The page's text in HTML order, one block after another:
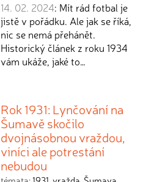
14. 02. 2024: Mít rád fotbal je
jistě v pořádku. Ale jak se říká,
nic se nemá přehánět.
Historický článek z roku 1934
vám ukáže, jaké to…
Rok 1931: Lynčování na
Šumavě skočilo
dvojnásobnou vraždou,
viníci ale potrestání
nebudou